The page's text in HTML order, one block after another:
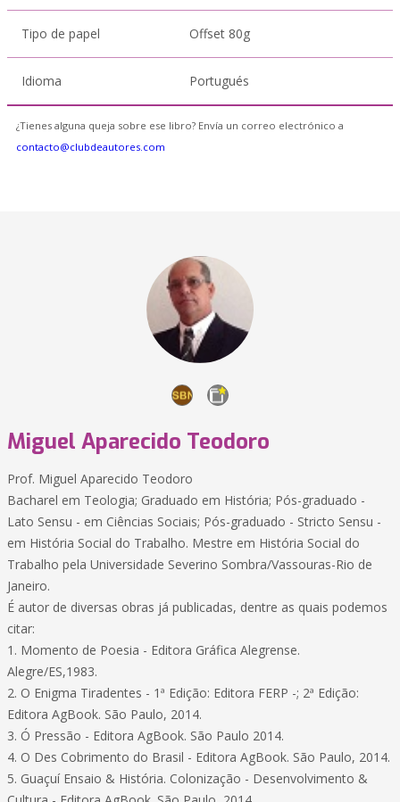
Tipo de papel Offset 80g
Idioma Portugués
¿Tienes alguna queja sobre ese libro? Envía un correo electrónico a
contacto@clubdeautores.com
Miguel Aparecido Teodoro
Prof. Miguel Aparecido Teodoro
Bacharel em Teologia; Graduado em História; Pós-graduado -
Lato Sensu - em Ciências Sociais; Pós-graduado - Stricto Sensu -
em História Social do Trabalho. Mestre em História Social do
Trabalho pela Universidade Severino Sombra/Vassouras-Rio de
Janeiro.
É autor de diversas obras já publicadas, dentre as quais podemos
citar:
1. Momento de Poesia - Editora Gráfica Alegrense.
Alegre/ES,1983.
2. O Enigma Tiradentes - 1ª Edição: Editora FERP -; 2ª Edição:
Editora AgBook. São Paulo, 2014.
3. Ó Pressão - Editora AgBook. São Paulo 2014.
4. O Des Cobrimento do Brasil - Editora AgBook. São Paulo, 2014.
5. Guaçuí Ensaio & História. Colonização - Desenvolvimento &